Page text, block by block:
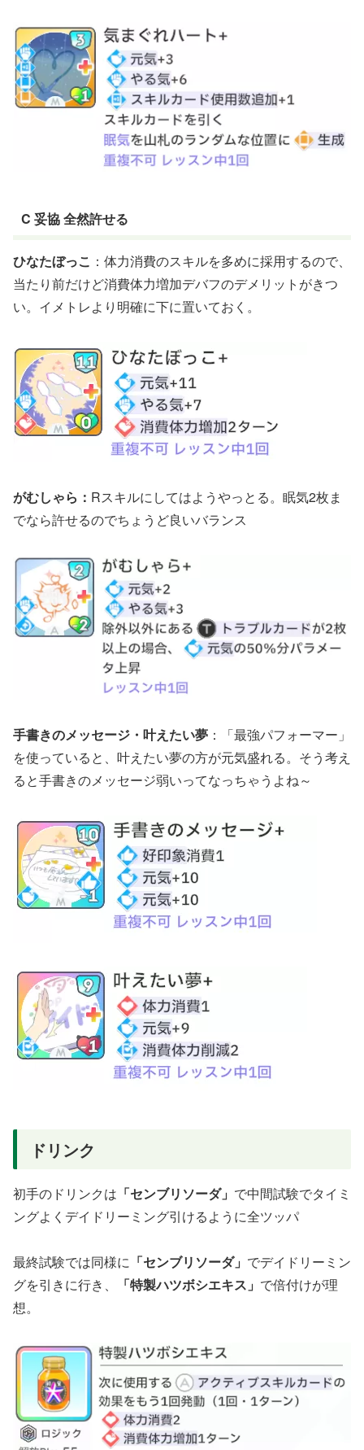
C 妥協 全然許せる
ひなたぼっこ ：体力消費のスキルを多めに採用するので、
当たり前だけど消費体力増加デバフのデメリットがきつ
い。イメトレより明確に下に置いておく。
がむしゃら： Rスキルにしてはようやっとる。眠気2枚ま
でなら許せるのでちょうど良いバランス
手書きのメッセージ・叶えたい夢 ：「最強パフォーマー」
を使っていると、叶えたい夢の方が元気盛れる。そう考え
ると手書きのメッセージ弱いってなっちゃうよね～
ドリンク
初手のドリンクは 「センブリソーダ」 で中間試験でタイミ
ングよくデイドリーミング引けるように全ツッパ
最終試験では同様に 「センブリソーダ」 でデイドリーミン
グを引きに行き、
「特製ハツボシエキス」 で倍付けが理
想。